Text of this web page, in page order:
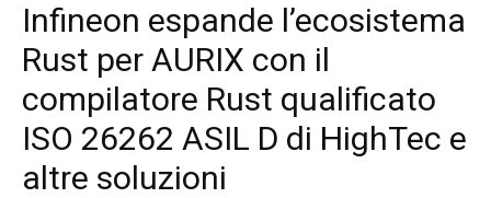
Infineon espande l’ecosistema
Rust per AURIX con il
compilatore Rust qualificato
ISO 26262 ASIL D di HighTec e
altre soluzioni